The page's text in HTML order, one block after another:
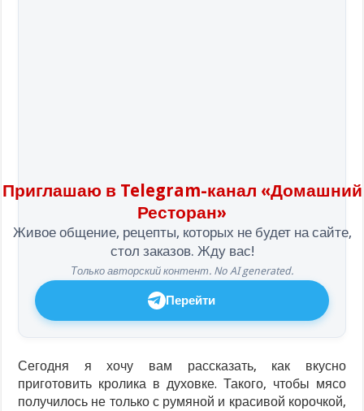
Приглашаю в Telegram-канал «Домашний
Ресторан»
Живое общение, рецепты, которых не будет на сайте,
стол заказов. Жду вас!
Только авторский контент. No AI generated.
Перейти
Сегодня я хочу вам рассказать, как вкусно
приготовить кролика в духовке. Такого, чтобы мясо
получилось не только с румяной и красивой корочкой,